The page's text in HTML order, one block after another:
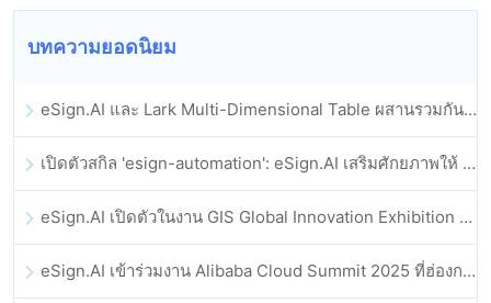
บทความยอดนิยม
eSign.AI และ Lark Multi-Dimensional Table ผสานรวมกันอย่างเป็นทางการ: การลงนามและการเก็บถาวรสัญญาอิเล็กทรอนิกส์แบบอัตโนมัติเต็มรูปแบบ
เปิดตัวสกิล 'esign-automation': eSign.AI เสริมศักยภาพให้ OpenClaw ด้วยลายเซ็นอิเล็กทรอนิกส์อัตโนมัติ
eSign.AI เปิดตัวในงาน GIS Global Innovation Exhibition 2025
eSign.AI เข้าร่วมงาน Alibaba Cloud Summit 2025 ที่ฮ่องกง เพื่อขับเคลื่อนนวัตกรรมคลาวด์ที่ขับเคลื่อนด้วย AI และความเชื่อมั่นทางดิจิทัล